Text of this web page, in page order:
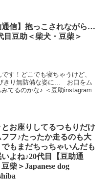
通信】抱っこされながら…
目豆助＜柴犬・豆柴＞
す！どこでも寝ちゃうけど、
きり無防備な姿に… お口をム
てるのかな♪ ＜⾖助instagram
とお座りしてるつもりだけ
フ♪たったか走るのも大
もまだちっちゃいんだも
よね♪20代目【豆助通
柴＞Japanese dog